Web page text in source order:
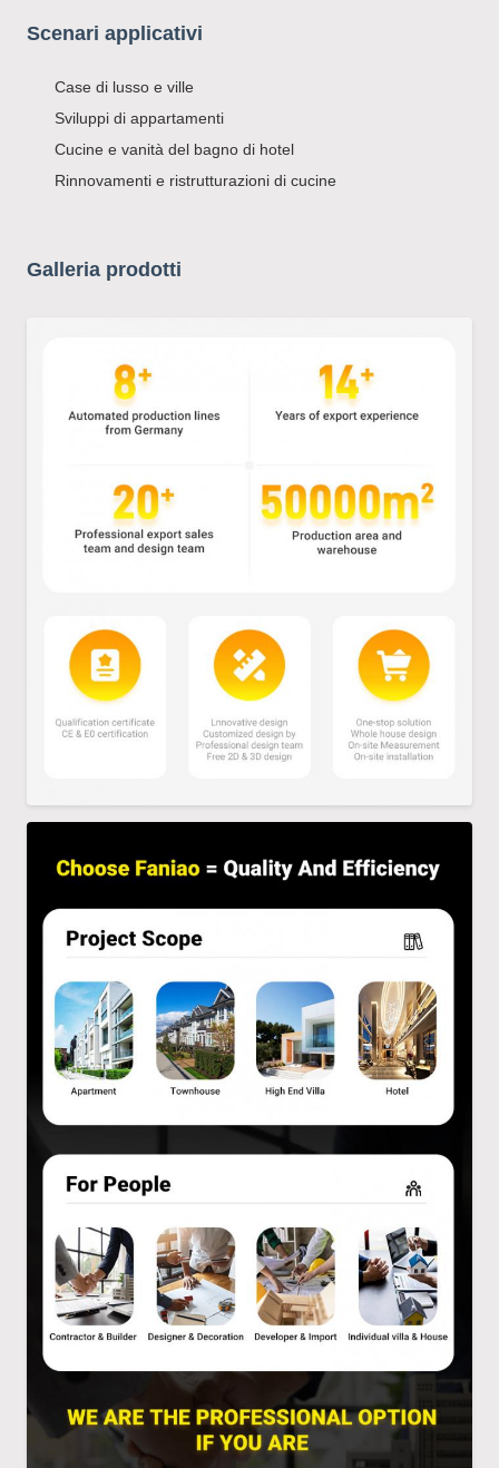
Scenari applicativi
Case di lusso e ville
Sviluppi di appartamenti
Cucine e vanità del bagno di hotel
Rinnovamenti e ristrutturazioni di cucine
Galleria prodotti